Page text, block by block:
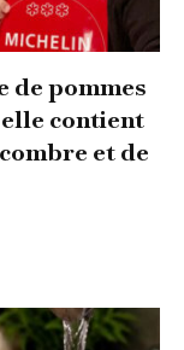
de pommes
contient
et de